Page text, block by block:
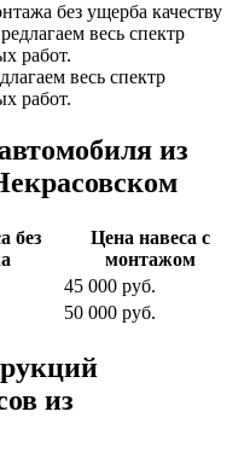
без ущерба качеству
весь спектр
работ.
из
без
Цена навеса с
монтажом
45 000 руб.
50 000 руб.
из